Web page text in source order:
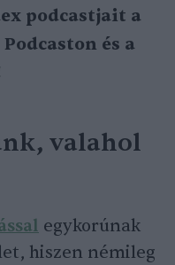
podcastjait a
és a
valahol
egykorúnak
hiszen némileg